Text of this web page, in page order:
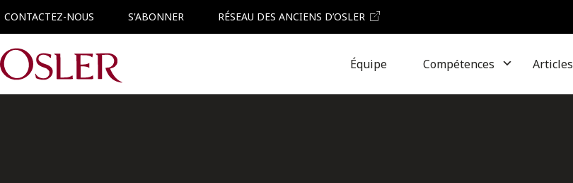
CONTACTEZ-NOUS S'ABONNER RÉSEAU DES ANCIENS D’OSLER
Main Navigation Équipe Compétences Articles